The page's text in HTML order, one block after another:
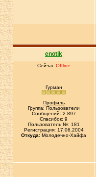
enotik
Сейчас Offline
Гурман
Профиль
Группа: Пользователи
Сообщений: 2 897
Спасибок: 9
Пользователь №: 181
Регистрация: 17.06.2004
Откуда: Молодечно-Хайфа